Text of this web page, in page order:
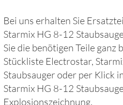
Bei uns erhalten Sie
Starmix HG 8-12
Sie die benötigen Teile ganz
Stückliste Electrostar,
Staubsauger oder per Klick
Starmix HG 8-12
Explosionszeichnung.